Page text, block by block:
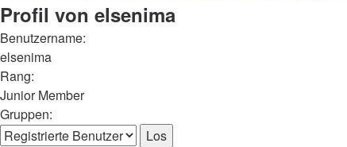
Profil von elsenima
Benutzername:
elsenima
Rang:
Junior Member
Gruppen: